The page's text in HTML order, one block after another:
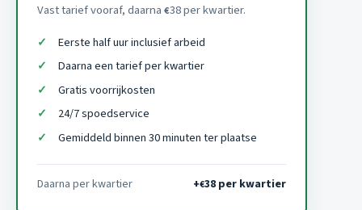
Vast tarief vooraf, daarna €38 per kwartier.
Eerste half uur inclusief arbeid
Daarna een tarief per kwartier
Gratis voorrijkosten
24/7 spoedservice
Gemiddeld binnen 30 minuten ter plaatse
Daarna per kwartier +€38 per kwartier